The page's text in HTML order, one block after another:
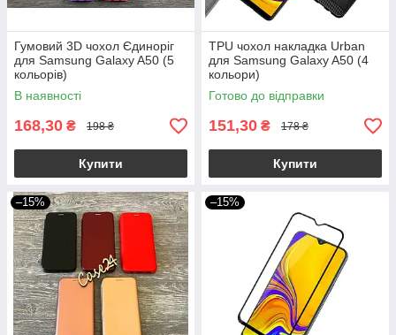
Гумовий 3D чохол Єдиноріг
для Samsung Galaxy A50 (5
кольорів)
В наявності
168,30 ₴ 198 ₴
Купити
TPU чохол накладка Urban
для Samsung Galaxy A50 (4
кольори)
Готово до відправки
151,30 ₴ 178 ₴
Купити
–15% –15%